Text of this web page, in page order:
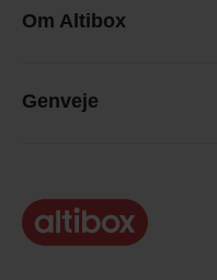
Om Altibox
Genveje